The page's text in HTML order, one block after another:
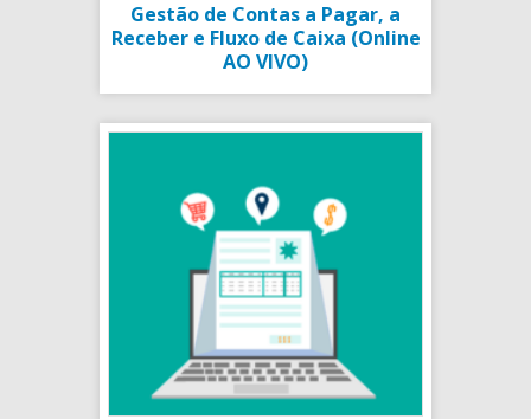
Gestão de Contas a Pagar, a
Receber e Fluxo de Caixa (Online
AO VIVO)